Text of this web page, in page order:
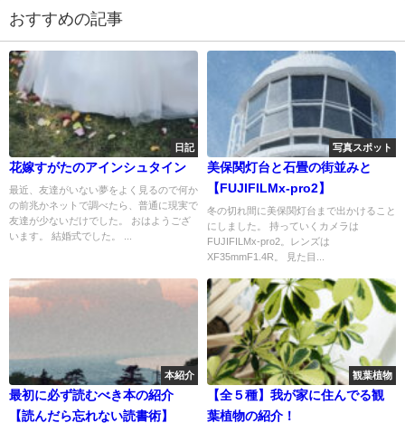
おすすめの記事
日記
花嫁すがたのアインシュタイン
最近、友達がいない夢をよく見るので何か
の前兆かネットで調べたら、普通に現実で
友達が少ないだけでした。 おはようござ
います。 結婚式でした。 ...
写真スポット
美保関灯台と石畳の街並みと
【FUJIFILMx-pro2】
冬の切れ間に美保関灯台まで出かけること
にしました。 持っていくカメラは
FUJIFILMx-pro2。レンズは
XF35mmF1.4R。 見た目...
本紹介
最初に必ず読むべき本の紹介
【読んだら忘れない読書術】
観葉植物
【全５種】我が家に住んでる観
葉植物の紹介！